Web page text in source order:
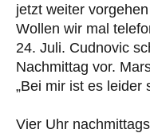
jetzt weiter
Wollen wir mal
24. Juli. Cudnovic
Nachmittag vor.
„Bei mir ist es leider
Vier Uhr